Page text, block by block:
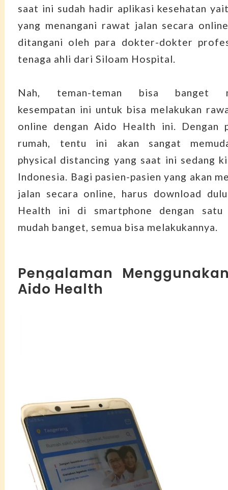
saat ini sudah hadir aplikasi kesehatan
yang menangani rawat jalan secara
ditangani oleh para dokter-dokter
tenaga ahli dari Siloam Hospital.
Nah, teman-teman bisa banget
kesempatan ini untuk bisa melakukan
online dengan Aido Health ini. Dengan
rumah, tentu ini akan sangat
physical distancing yang saat ini sedang
Indonesia. Bagi pasien-pasien yang akan
jalan secara online, harus download
Health ini di smartphone dengan satu
mudah banget, semua bisa melakukannya.
Pengalaman
Aido Health